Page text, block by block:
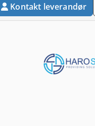
Kontakt leverandør